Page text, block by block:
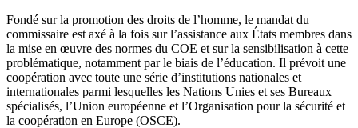
Fondé sur la promotion des droits de l’homme, le mandat du
commissaire est axé à la fois sur l’assistance aux États membres dans
la mise en œuvre des normes du COE et sur la sensibilisation à cette
problématique, notamment par le biais de l’éducation. Il prévoit une
coopération avec toute une série d’institutions nationales et
internationales parmi lesquelles les Nations Unies et ses Bureaux
spécialisés, l’Union européenne et l’Organisation pour la sécurité et
la coopération en Europe (OSCE).